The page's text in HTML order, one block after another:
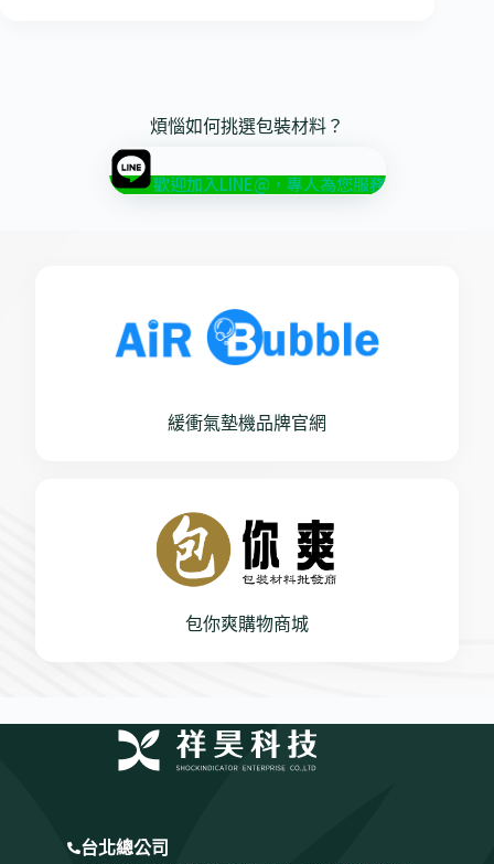
煩惱如何挑選包裝材料？
歡迎加入LINE@，專人為您服務
緩衝氣墊機品牌官網
包你爽購物商城
台北總公司